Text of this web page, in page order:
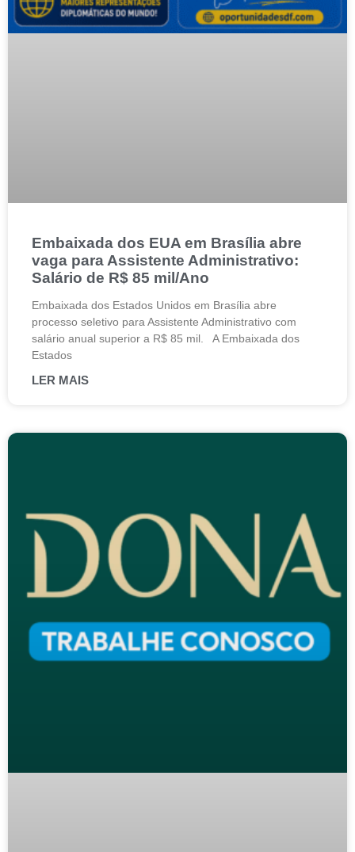
Embaixada dos EUA em Brasília abre
vaga para Assistente Administrativo:
Salário de R$ 85 mil/Ano
Embaixada dos Estados Unidos em Brasília abre
processo seletivo para Assistente Administrativo com
salário anual superior a R$ 85 mil. A Embaixada dos
Estados
LER MAIS